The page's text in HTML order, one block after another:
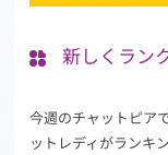
新しくラン
今週のチャットピア
ットレディがランキ